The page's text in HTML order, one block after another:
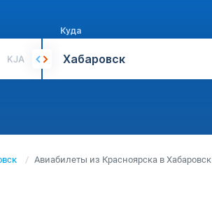
KJA
Куда
Авиабилеты из Красноярска в Хабаровск